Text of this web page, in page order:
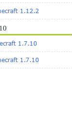
1.12.2
1.7.10
1.7.10